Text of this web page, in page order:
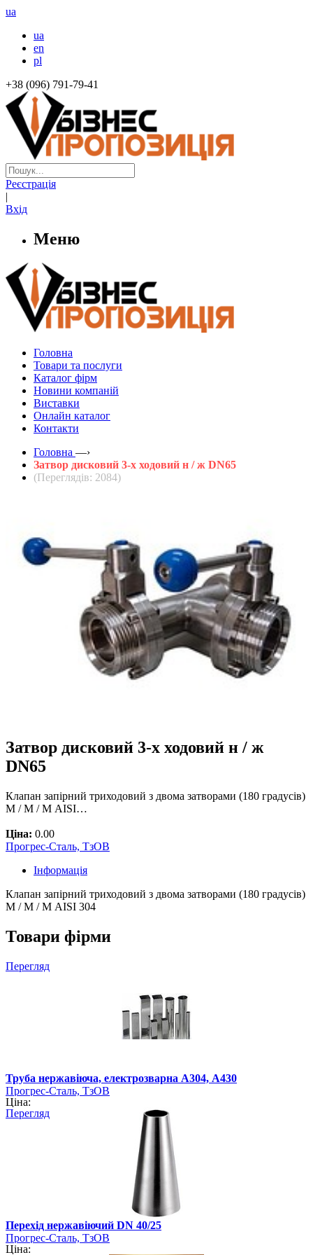
ua
ua
en
pl
+38 (096) 791-79-41
Реєстрація
|
Вхід
Меню
Головна
Товари та послуги
Каталог фірм
Новини компаній
Виставки
Онлайн каталог
Контакти
Головна —›
Затвор дисковий 3-х ходовий н / ж DN65
(Переглядів: 2084)
Затвор дисковий 3-х ходовий н / ж
DN65
Клапан запірний триходовий з двома затворами (180 градусів)
М / М / М AISI…
Ціна: 0.00
Прогрес-Сталь, ТзОВ
Інформація
Клапан запірний триходовий з двома затворами (180 градусів)
М / М / М AISI 304
Товари фірми
Перегляд
Труба нержавіюча, електрозварна А304, А430
Прогрес-Сталь, ТзОВ
Ціна:
Перегляд
Перехід нержавіючий DN 40/25
Прогрес-Сталь, ТзОВ
Ціна: